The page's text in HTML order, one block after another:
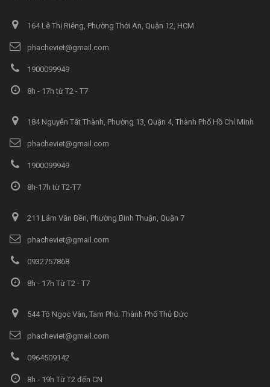
164 Lê Thị Riêng, Phường Thới An, Quận 12, HCM
phacheviet@gmail.com
1900099949
8h - 17h từ T2 - T7
184 Nguyễn Tất Thành, Phường 13, Quận 4, Thành Phố Hồ Chí Minh
phacheviet@gmail.com
1900099949
8h-17h từ T2-T7
211 Lâm Văn Bền, Phường Bình Thuận, Quận 7
phacheviet@gmail.com
0932757868
8h - 17h Từ T2 - T7
544 Tô Ngọc Vân, Tam Phú. Thành Phố Thủ Đức
phacheviet@gmail.com
0964509142
8h - 19h Từ T2 đến CN